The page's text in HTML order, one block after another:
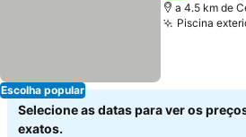
Escolha popular
a 4.5 km de
Piscina
Selecione as datas para ver os
exatos.